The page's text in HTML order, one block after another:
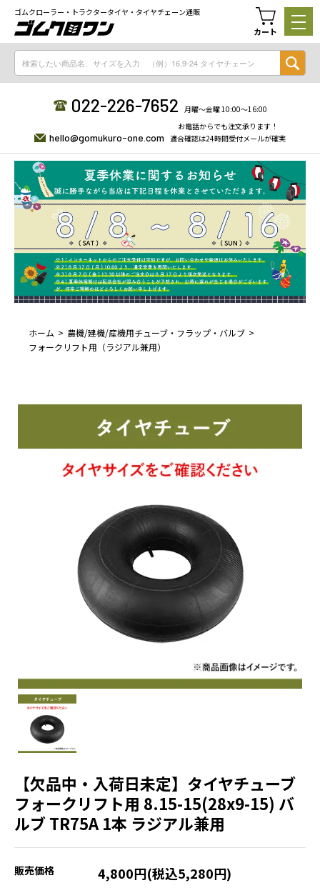
ゴムクローラー・トラクタータイヤ・タイヤチェーン通販
カート
022-226-7652 月曜〜金曜 10:00〜16:00
hello@gomukuro-one.com
お電話からでも注文承ります！
適合確認は24時間受付メールが確実
ホーム
農機/建機/産機用チューブ・フラップ・バルブ
フォークリフト用（ラジアル兼用）
【欠品中・入荷日未定】タイヤチューブ
フォークリフト用 8.15-15(28x9-15) バ
ルブ TR75A 1本 ラジアル兼用
販売価格 4,800円(税込5,280円)